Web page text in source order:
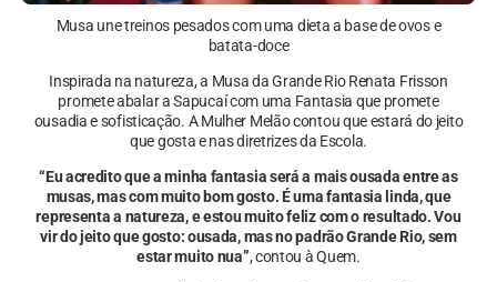
Musa une treinos pesados com uma dieta a base de ovos e
batata-doce
Inspirada na natureza, a Musa da Grande Rio Renata Frisson
promete abalar a Sapucaí com uma Fantasia que promete
ousadia e sofisticação. A Mulher Melão contou que estará do jeito
que gosta e nas diretrizes da Escola.
“Eu acredito que a minha fantasia será a mais ousada entre as
musas, mas com muito bom gosto. É uma fantasia linda, que
representa a natureza, e estou muito feliz com o resultado. Vou
vir do jeito que gosto: ousada, mas no padrão Grande Rio, sem
estar muito nua”, contou à Quem.